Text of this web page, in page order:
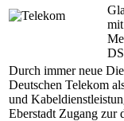
Durch immer neue
Deutschen Telekom
und
Eberstadt Zugang zur